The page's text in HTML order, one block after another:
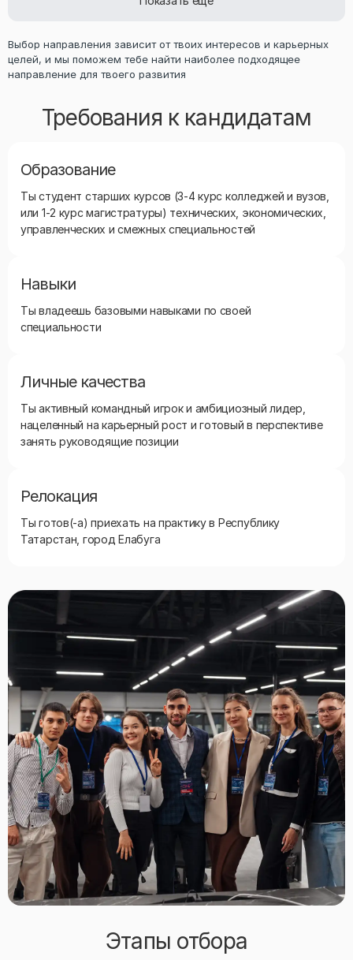
Выбор направления зависит от твоих интересов и карьерных
целей, и мы поможем тебе найти наиболее подходящее
направление для твоего развития
Требования к кандидатам
Образование
Ты студент старших курсов (3-4 курс колледжей и вузов,
или 1-2 курс магистратуры) технических, экономических,
управленческих и смежных специальностей
Навыки
Ты владеешь базовыми навыками по своей
специальности
Личные качества
Ты активный командный игрок и амбициозный лидер,
нацеленный на карьерный рост и готовый в перспективе
занять руководящие позиции
Релокация
Ты готов(-а) приехать на практику в Республику
Татарстан, город Елабуга
Этапы отбора